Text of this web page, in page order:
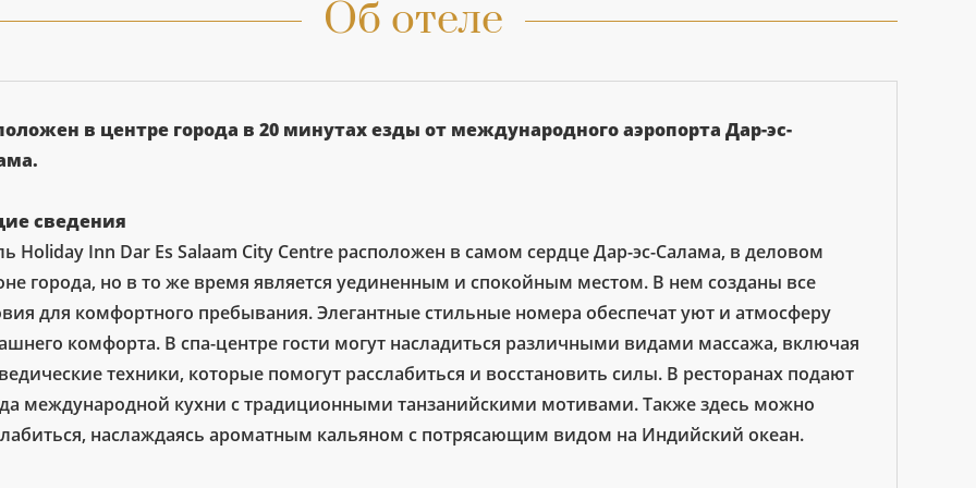
Об отеле
в центре города в 20 минутах езды от международного аэропорта Дар-эс-
сведения
Holiday Inn Dar Es Salaam City Centre расположен в самом сердце Дар-эс-Салама, в деловом
города, но в то же время является уединенным и спокойным местом. В нем созданы все
для комфортного пребывания. Элегантные стильные номера обеспечат уют и атмосферу
комфорта. В спа-центре гости могут насладиться различными видами массажа, включая
техники, которые помогут расслабиться и восстановить силы. В ресторанах подают
международной кухни с традиционными танзанийскими мотивами. Также здесь можно
наслаждаясь ароматным кальяном с потрясающим видом на Индийский океан.